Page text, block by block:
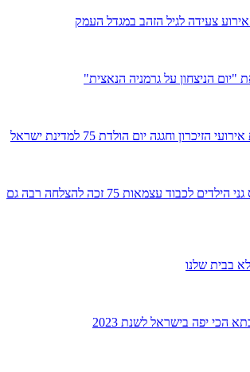
צעידה לגיל הזהב במגדל העמק
"יום הניצחון על גרמניה הנאצית"
וחגגה יום הולדת 75 למדינת ישראל
הלב של טבעון – טקס גני הילדים לכבוד עצמאות 75 זכה להצלחה רבה גם
בבית שלנו
יפה בישראל לשנת 2023